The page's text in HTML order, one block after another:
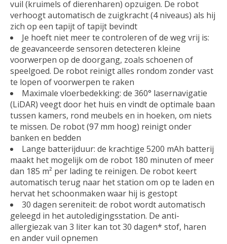
vuil (kruimels of dierenharen) opzuigen. De robot
verhoogt automatisch de zuigkracht (4 niveaus) als hij
zich op een tapijt of tapijt bevindt
Je hoeft niet meer te controleren of de weg vrij is:
de geavanceerde sensoren detecteren kleine
voorwerpen op de doorgang, zoals schoenen of
speelgoed. De robot reinigt alles rondom zonder vast
te lopen of voorwerpen te raken
Maximale vloerbedekking: de 360° lasernavigatie
(LiDAR) veegt door het huis en vindt de optimale baan
tussen kamers, rond meubels en in hoeken, om niets
te missen. De robot (97 mm hoog) reinigt onder
banken en bedden
Lange batterijduur: de krachtige 5200 mAh batterij
maakt het mogelijk om de robot 180 minuten of meer
dan 185 m² per lading te reinigen. De robot keert
automatisch terug naar het station om op te laden en
hervat het schoonmaken waar hij is gestopt
30 dagen sereniteit: de robot wordt automatisch
geleegd in het autoledigingsstation. De anti-
allergiezak van 3 liter kan tot 30 dagen* stof, haren
en ander vuil opnemen